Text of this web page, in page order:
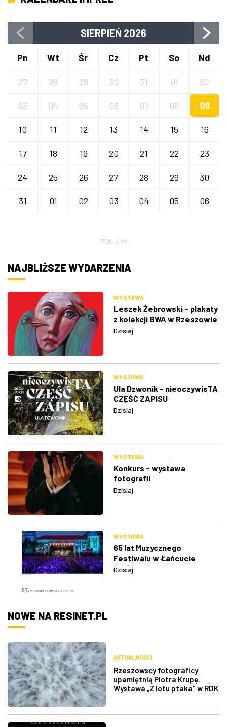
SIERPIEŃ 2026
Pn Wt Śr Cz Pt So Nd
27 28 29 30 31 01 02
03 04 05 06 07 08 09
10 11 12 13 14 15 16
17 18 19 20 21 22 23
24 25 26 27 28 29 30
31 01 02 03 04 05 06
REKLAMA
NAJBLIŻSZE WYDARZENIA
WYSTAWA
Leszek Żebrowski - plakaty
z kolekcji BWA w Rzeszowie
Dzisiaj
WYSTAWA
Ula Dzwonik - nieoczywisTA
CZĘŚĆ ZAPISU
Dzisiaj
WYSTAWA
Konkurs - wystawa
fotografii
Dzisiaj
WYSTAWA
65 lat Muzycznego
Festiwalu w Łańcucie
Dzisiaj
NOWE NA RESINET.PL
AKTUALNOŚCI
Rzeszowscy fotograficy
upamiętnią Piotra Krupę.
Wystawa „Z lotu ptaka" w RDK